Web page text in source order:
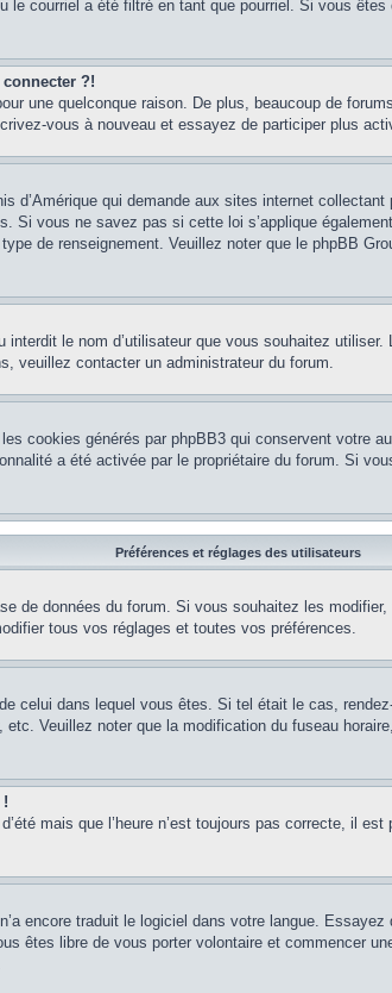
courriel a été filtré en tant que pourriel. Si vous
?!
une quelconque raison. De plus, beaucoup de
vous à nouveau et essayez de participer plus
d’Amérique qui demande aux sites internet
Si vous ne savez pas si cette loi s’applique
de renseignement. Veuillez noter que le phpBB
le nom d’utilisateur que vous souhaitez
veuillez contacter un administrateur du forum.
cookies générés par phpBB3 qui conservent votre
a été activée par le propriétaire du forum. Si
Préférences et réglages des utilisateurs
données du forum. Si vous souhaitez les
tous vos réglages et toutes vos préférences.
celui dans lequel vous êtes. Si tel était le cas,
Veuillez noter que la modification du fuseau
!
mais que l’heure n’est toujours pas correcte, il
encore traduit le logiciel dans votre langue.
êtes libre de vous porter volontaire et commencer